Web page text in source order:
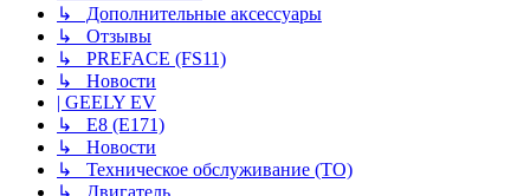
↳ Дополнительные аксессуары
↳ Отзывы
↳ PREFACE (FS11)
↳ Новости
| GEELY EV
↳ E8 (E171)
↳ Новости
↳ Техническое обслуживание (ТО)